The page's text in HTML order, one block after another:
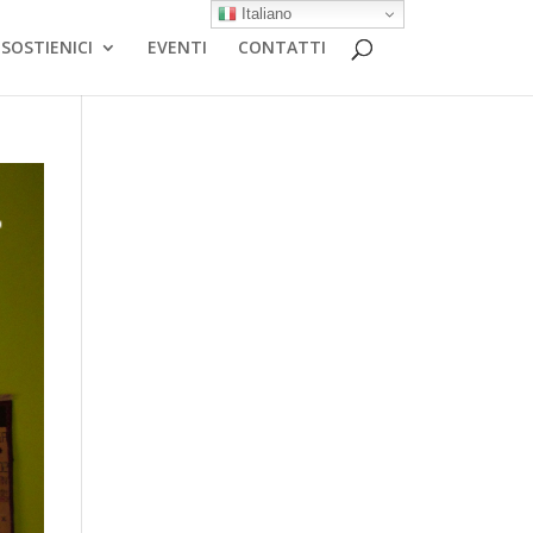
SOSTIENICI EVENTI CONTATTI
Italiano